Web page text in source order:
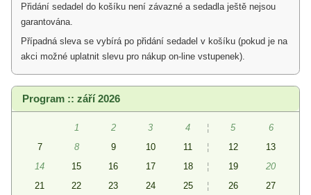
Přidání sedadel do košíku není závazné a sedadla ještě nejsou
garantována.
Případná sleva se vybírá po přidání sedadel v košíku (pokud je na
akci možné uplatnit slevu pro nákup on-line vstupenek).
Program :: září 2026
1 2 3 4 ¦ 5
6
7
8 9 10 11 ¦ 12
13
14
15 16 17 18 ¦ 19
20
21
22 23 24 25 ¦ 26
27